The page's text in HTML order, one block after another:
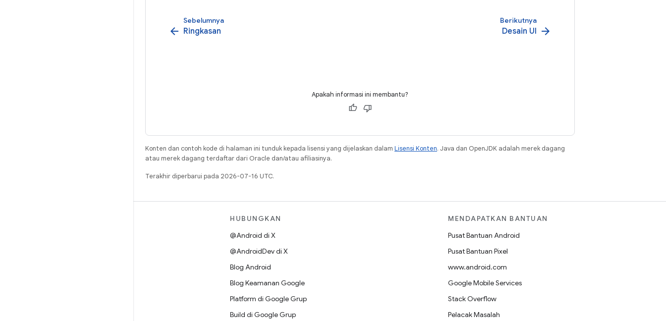
Sebelumnya
arrow_back Ringkasan
Berikutnya
Desain UI arrow_forward
Apakah informasi ini membantu?
Konten dan contoh kode di halaman ini tunduk kepada lisensi yang dijelaskan dalam Lisensi Konten. Java dan OpenJDK adalah merek dagang
atau merek dagang terdaftar dari Oracle dan/atau afiliasinya.
Terakhir diperbarui pada 2026-07-16 UTC.
HUBUNGKAN
@Android di X
@AndroidDev di X
Blog Android
Blog Keamanan Google
Platform di Google Grup
Build di Google Grup
MENDAPATKAN BANTUAN
Pusat Bantuan Android
Pusat Bantuan Pixel
www.android.com
Google Mobile Services
Stack Overflow
Pelacak Masalah